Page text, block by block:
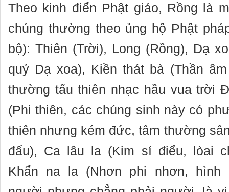
Theo kinh điển Phật giáo, Rồng là
chúng thường theo ủng hộ Phật
bộ): Thiên (Trời), Long (Rồng), Dạ
quỷ Dạ xoa), Kiền thát bà (Thần
thường tấu thiên nhạc hầu vua trời
(Phi thiên, các chúng sinh này có
thiên nhưng kém đức, tâm thường
đấu), Ca lâu la (Kim sí điểu, lòai
Khẩn na la (Nhơn phi nhơn, hình